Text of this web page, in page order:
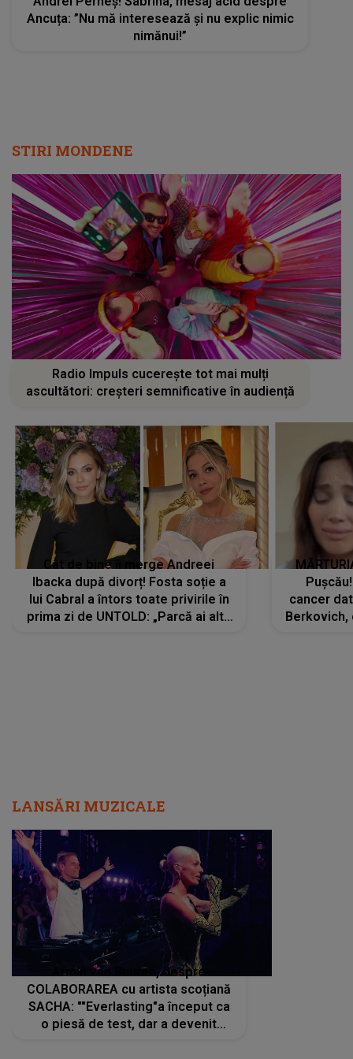
Ancuța: ”Nu mă interesează și nu explic nimic
nimănui!”
STIRI MONDENE
Radio Impuls cucerește tot mai mulți
ascultători: creșteri semnificative în audiență
Cât de bine îi merge Andreei
Ibacka după divorț! Fosta soție a
lui Cabral a întors toate privirile în
prima zi de UNTOLD: „Parcă ai altă
cancer
Berkovich,
LANSĂRI MUZICALE
Armin van Buuren, despre
COLABORAREA cu artista scoțiană
SACHA: ""Everlasting"a început ca
o piesă de test, dar a devenit